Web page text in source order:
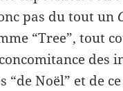
pas du tout un
“Tree”, tout
des
Noël” et de